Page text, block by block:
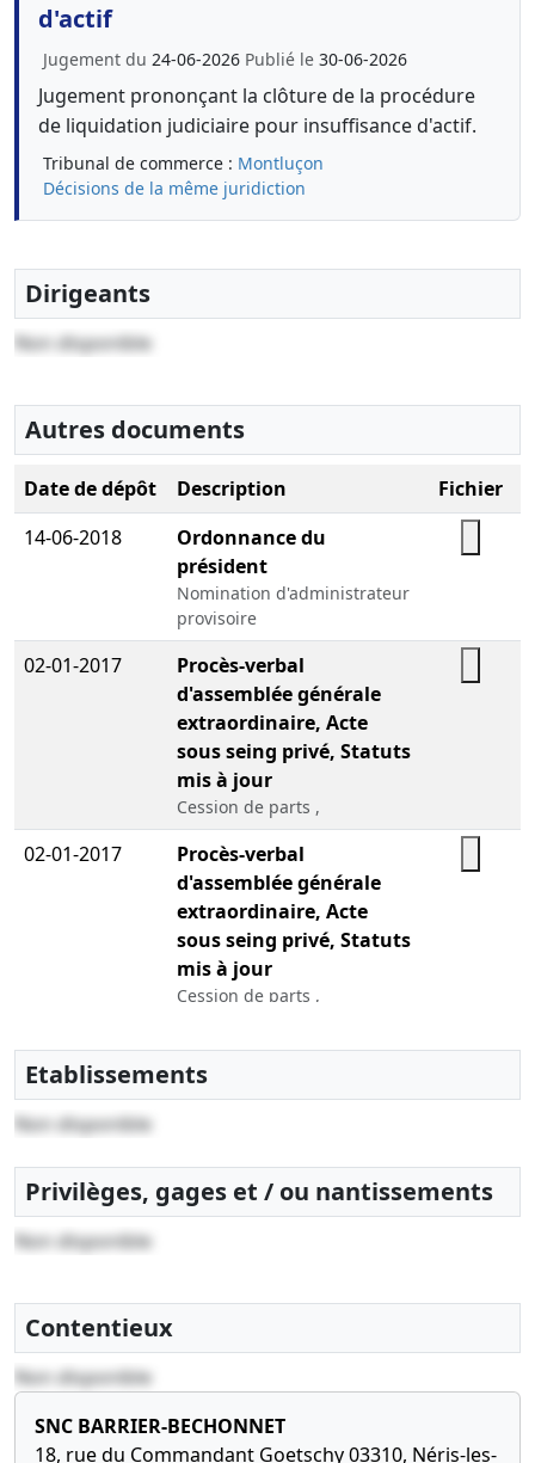
d'actif
Jugement du 24-06-2026 Publié le 30-06-2026
Jugement prononçant la clôture de la procédure
de liquidation judiciaire pour insuffisance d'actif.
Tribunal de commerce : Montluçon
Décisions de la même juridiction
Dirigeants
Non disponible
Autres documents
Date de dépôt Description
Fichier
14-06-2018
Ordonnance du
président
Nomination d'administrateur
provisoire
02-01-2017
Procès-verbal
d'assemblée générale
extraordinaire, Acte
sous seing privé, Statuts
mis à jour
Cession de parts ,
02-01-2017
Procès-verbal
d'assemblée générale
extraordinaire, Acte
sous seing privé, Statuts
mis à jour
Cession de parts ,
d'assemblée
constitutive, Statuts
Etablissements
Non disponible
Privilèges, gages et / ou nantissements
Non disponible
Contentieux
Non disponible
SNC BARRIER-BECHONNET
18, rue du Commandant Goetschy 03310, Néris-les-